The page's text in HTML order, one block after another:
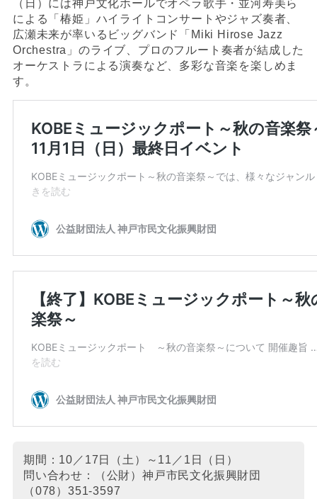
（日）には神戸文化ホールでオペラ歌手・並河寿美ら
による「椿姫」ハイライトコンサートやジャズ奏者、
広瀬未来が率いるビッグバンド「Miki Hirose Jazz
Orchestra」のライブ、プロのフルート奏者が結成した
オーケストラによる演奏など、多彩な音楽を楽しめま
す。
期間：10／17日（土）～11／1日（日）
問い合わせ：（公財）神戸市民文化振興財団
（078）351-3597